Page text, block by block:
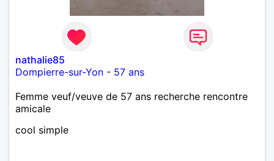
nathalie85
Dompierre-sur-Yon - 57 ans
Femme veuf/veuve de 57 ans recherche rencontre
amicale
cool simple